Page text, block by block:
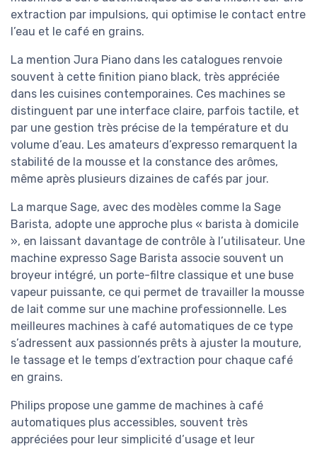
extraction par impulsions, qui optimise le contact entre
l’eau et le café en grains.
La mention Jura Piano dans les catalogues renvoie
souvent à cette finition piano black, très appréciée
dans les cuisines contemporaines. Ces machines se
distinguent par une interface claire, parfois tactile, et
par une gestion très précise de la température et du
volume d’eau. Les amateurs d’expresso remarquent la
stabilité de la mousse et la constance des arômes,
même après plusieurs dizaines de cafés par jour.
La marque Sage, avec des modèles comme la Sage
Barista, adopte une approche plus « barista à domicile
», en laissant davantage de contrôle à l’utilisateur. Une
machine expresso Sage Barista associe souvent un
broyeur intégré, un porte-filtre classique et une buse
vapeur puissante, ce qui permet de travailler la mousse
de lait comme sur une machine professionnelle. Les
meilleures machines à café automatiques de ce type
s’adressent aux passionnés prêts à ajuster la mouture,
le tassage et le temps d’extraction pour chaque café
en grains.
Philips propose une gamme de machines à café
automatiques plus accessibles, souvent très
appréciées pour leur simplicité d’usage et leur